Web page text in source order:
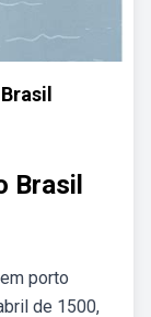
Brasil
porto
de 1500,